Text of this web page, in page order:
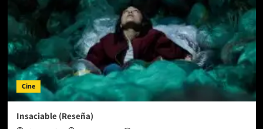
Cine
Insaciable (Reseña)